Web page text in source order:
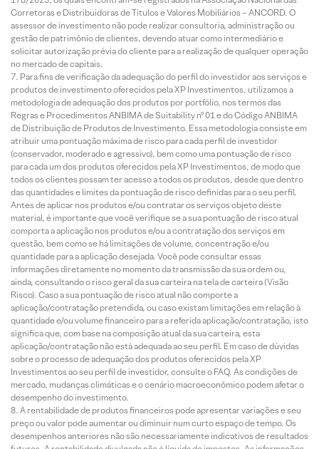
Corretoras e Distribuidoras de Títulos e Valores Mobiliários – ANCORD. O
assessor de investimento não pode realizar consultoria, administração ou
gestão de patrimônio de clientes, devendo atuar como intermediário e
solicitar autorização prévia do cliente para a realização de qualquer operação
no mercado de capitais.
Para fins de verificação da adequação do perfil do investidor aos serviços e
produtos de investimento oferecidos pela XP Investimentos, utilizamos a
metodologia de adequação dos produtos por portfólio, nos termos das
Regras e Procedimentos ANBIMA de Suitability nº 01 e do Código ANBIMA
de Distribuição de Produtos de Investimento. Essa metodologia consiste em
atribuir uma pontuação máxima de risco para cada perfil de investidor
(conservador, moderado e agressivo), bem como uma pontuação de risco
para cada um dos produtos oferecidos pela XP Investimentos, de modo que
todos os clientes possam ter acesso a todos os produtos, desde que dentro
das quantidades e limites da pontuação de risco definidas para o seu perfil.
Antes de aplicar nos produtos e/ou contratar os serviços objeto deste
material, é importante que você verifique se a sua pontuação de risco atual
comporta a aplicação nos produtos e/ou a contratação dos serviços em
questão, bem como se há limitações de volume, concentração e/ou
quantidade para a aplicação desejada. Você pode consultar essas
informações diretamente no momento da transmissão da sua ordem ou,
ainda, consultando o risco geral da sua carteira na tela de carteira (Visão
Risco). Caso a sua pontuação de risco atual não comporte a
aplicação/contratação pretendida, ou caso existam limitações em relação à
quantidade e/ou volume financeiro para a referida aplicação/contratação, isto
significa que, com base na composição atual da sua carteira, esta
aplicação/contratação não está adequada ao seu perfil. Em caso de dúvidas
sobre o processo de adequação dos produtos oferecidos pela XP
Investimentos ao seu perfil de investidor, consulte o FAQ. As condições de
mercado, mudanças climáticas e o cenário macroeconômico podem afetar o
desempenho do investimento.
A rentabilidade de produtos financeiros pode apresentar variações e seu
preço ou valor pode aumentar ou diminuir num curto espaço de tempo. Os
desempenhos anteriores não são necessariamente indicativos de resultados